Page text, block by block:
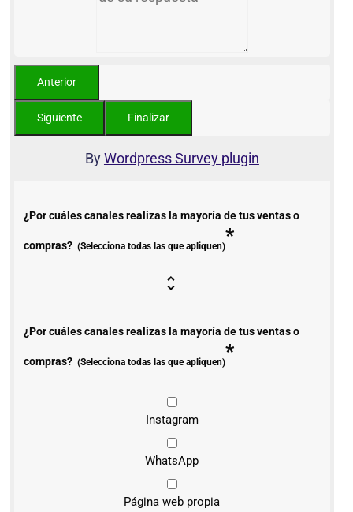
ByWordpress Survey plugin
¿Por cuáles canales realizas la mayoría de tus ventas o
compras? (Selecciona todas las que apliquen)*
¿Por cuáles canales realizas la mayoría de tus ventas o
compras? (Selecciona todas las que apliquen)*
Instagram
WhatsApp
Página web propia